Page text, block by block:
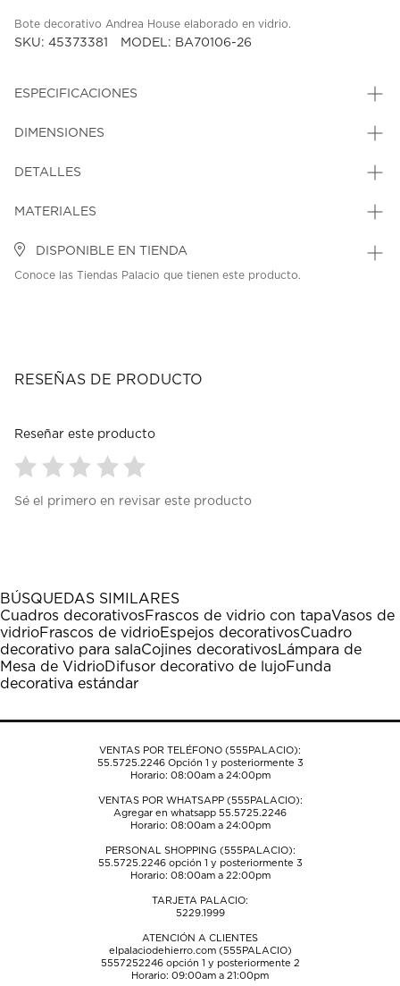
Bote decorativo Andrea House elaborado en vidrio.
SKU: 45373381 MODEL: BA70106-26
ESPECIFICACIONES
DIMENSIONES
DETALLES
MATERIALES
DISPONIBLE EN TIENDA
Conoce las Tiendas Palacio que tienen este producto.
RESEÑAS DE PRODUCTO
Reseñar este producto
para
1
estrella
Esta
acción
abrirá
el
formulario
envío.
para
estrellas.
Esta
acción
abrirá
el
formulario
envío.
para
estrellas.
Esta
acción
abrirá
el
formulario
envío.
para
estrellas.
Esta
acción
abrirá
el
formulario
envío.
para
estrellas.
Esta
acción
abrirá
el
formulario
envío.
Sé el primero en revisar este producto
BÚSQUEDAS SIMILARES
Cuadros decorativosFrascos de vidrio con tapaVasos de
vidrioFrascos de vidrioEspejos decorativosCuadro
decorativo para salaCojines decorativos Lámpara de
Mesa de VidrioDifusor decorativo de lujoFunda
decorativa estándar
VENTAS POR TELÉFONO (555PALACIO):
55.5725.2246Opción 1 y posteriormente 3
Horario: 08:00am a 24:00pm
VENTAS POR WHATSAPP (555PALACIO):
Agregar en whatsapp 55.5725.2246
Horario: 08:00am a 24:00pm
PERSONAL SHOPPING (555PALACIO):
55.5725.2246opción 1 y posteriormente 3
Horario: 08:00am a 22:00pm
TARJETA PALACIO:
5229.1999
ATENCIÓN A CLIENTES
elpalaciodehierro.com (555PALACIO)
5557252246opción 1 y posteriormente 2
Horario: 09:00am a 21:00pm